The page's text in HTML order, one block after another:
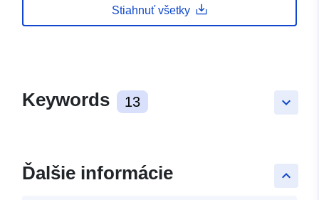
Stiahnuť všetky
keyboard_arrow_down
Keywords 13
keyboard_arrow_up
Ďalšie informácie